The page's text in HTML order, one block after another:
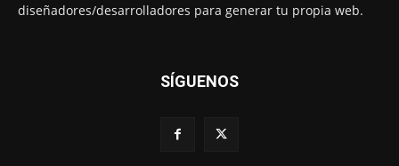
diseñadores/desarrolladores para generar tu propia web.
SÍGUENOS